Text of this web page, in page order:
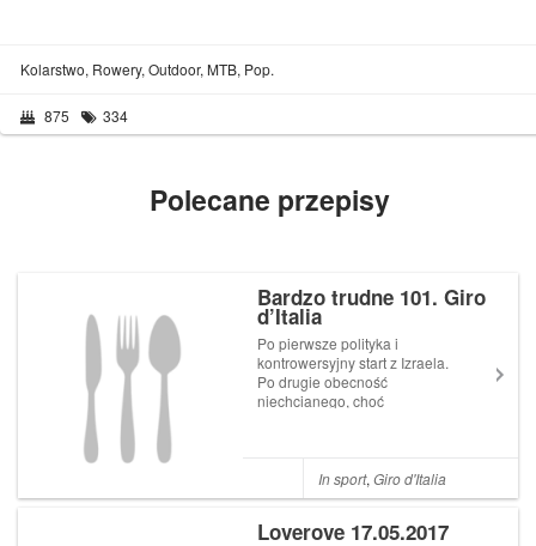
Kolarstwo, Rowery, Outdoor, MTB, Pop.
875 334
Polecane przepisy
Bardzo trudne 101. Giro
d’Italia
Po pierwsze polityka i
kontrowersyjny start z Izraela.
Po drugie obecność
niechcianego, choć
która sugeruje dość klasyczną
narrację. Giro d’Italia 2018 to
In sport,Giro d'Italia
Loverove 17.05.2017